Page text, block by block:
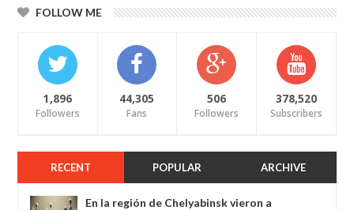
FOLLOW ME
1,896
Followers
44,305
Fans
506
Followers
378,520
Subscribers
RECENT POPULAR ARCHIVE
En la región de Chelyabinsk vieron a